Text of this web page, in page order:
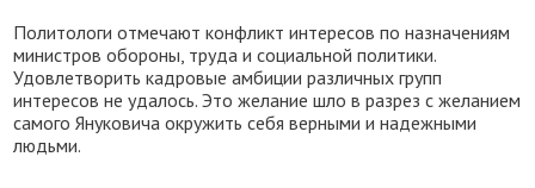
Политологи отмечают конфликт интересов по назначениям
министров обороны, труда и социальной политики.
Удовлетворить кадровые амбиции различных групп
интересов не удалось. Это желание шло в разрез с желанием
самого Януковича окружить себя верными и надежными
людьми.